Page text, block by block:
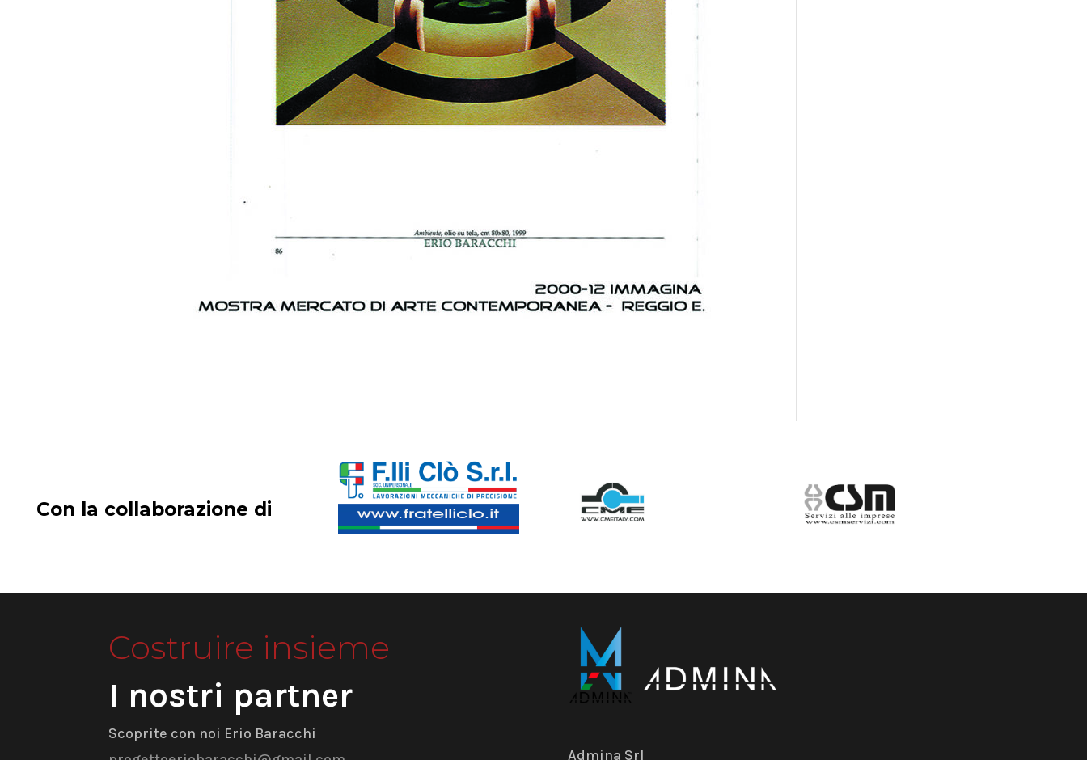
Con la collaborazione di
Costruire insieme
I nostri partner
Scoprite con noi Erio Baracchi
Admina Srl